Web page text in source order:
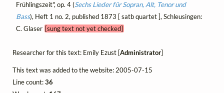
Frühlingszeit", op. 4 (Sechs Lieder für Sopran, Alt, Tenor und
Bass), Heft 1 no. 2, published 1873 [ satb quartet ], Schleusingen:
C. Glaser [sung text not yet checked]
Researcher for this text: Emily Ezust [Administrator]
This text was added to the website: 2005-07-15
Line count:36